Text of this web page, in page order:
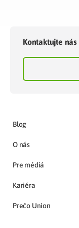
Kontaktujte nás
Blog
O nás
Pre médiá
Kariéra
Prečo Union